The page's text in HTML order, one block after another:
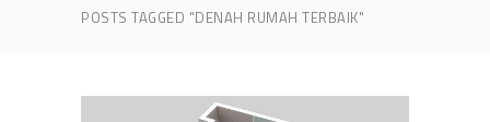
POSTS TAGGED "DENAH RUMAH TERBAIK"